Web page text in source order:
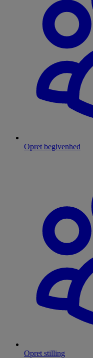
Opret begivenhed
Opret stilling